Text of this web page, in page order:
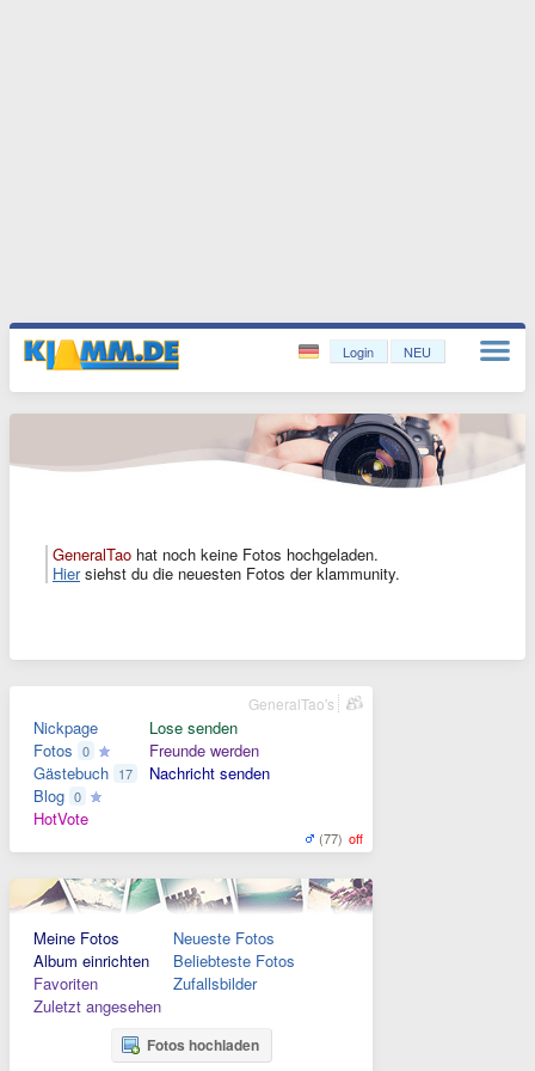
Login NEU
GeneralTao hat noch keine Fotos hochgeladen.
Hiersiehst du die neuesten Fotos der klammunity.
Nickpage
Fotos 0
Gästebuch 17
Blog 0
HotVote
Lose senden
Freunde werden
Nachricht senden
(77) off
GeneralTao's
Meine Fotos
Album einrichten
Favoriten
Zuletzt angesehen
Neueste Fotos
Beliebteste Fotos
Zufallsbilder
Fotos hochladen